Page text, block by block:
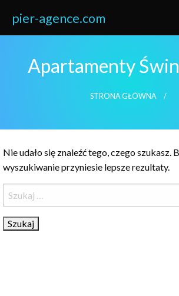
content
pier-agence.com
Apartamenty
STRONA GŁÓWNA
Nie udało się znaleźć tego, czego szukasz.
wyszukiwanie przyniesie lepsze rezultaty.
Szukaj: